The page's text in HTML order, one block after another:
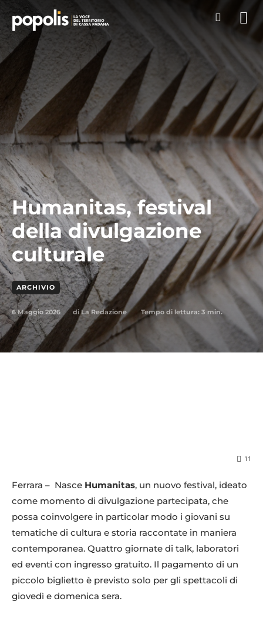
Humanitas, festival
della divulgazione
culturale
ARCHIVIO
6 Maggio 2026 di La Redazione Tempo di lettura: 3 min.
11
Ferrara – Nasce Humanitas, un nuovo festival, ideato
come momento di divulgazione partecipata, che
possa coinvolgere in particolar modo i giovani su
tematiche di cultura e storia raccontate in maniera
contemporanea. Quattro giornate di talk, laboratori
ed eventi con ingresso gratuito. Il pagamento di un
piccolo biglietto è previsto solo per gli spettacoli di
giovedì e domenica sera.